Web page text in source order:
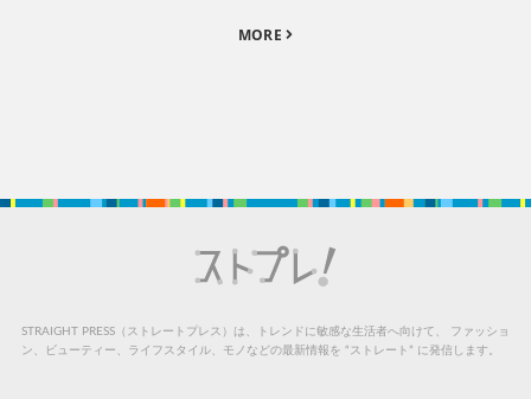
MORE
STRAIGHT PRESS（ストレートプレス）は、トレンドに敏感な生活者へ向けて、
ファッショ
ン、ビューティー、ライフスタイル、モノなどの最新情報を “ストレート” に発信します。